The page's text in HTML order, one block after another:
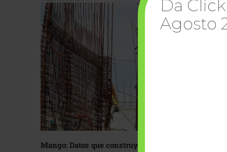
Mango: Datos que construyen confianza
Da
Agosto